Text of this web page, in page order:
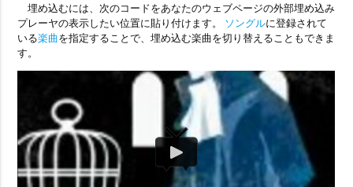
埋め込むには、次のコードをあなたのウェブページの外部埋め込み
プレーヤの表示したい位置に貼り付けます。 ソングルに登録されて
いる楽曲を指定することで、埋め込む楽曲を切り替えることもできま
す。